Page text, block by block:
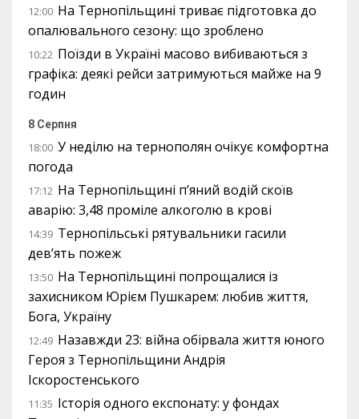
12:00 На Тернопільщині триває підготовка до
опалювального сезону: що зроблено
10:22 Поїзди в Україні масово вибиваються з
графіка: деякі рейси затримуються майже на 9
годин
8 Серпня
18:00 У неділю на тернополян очікує комфортна
погода
17:12 На Тернопільщині п’яний водій скоїв
аварію: 3,48 проміле алкоголю в крові
14:39 Тернопільські рятувальники гасили
дев’ять пожеж
13:50 На Тернопільщині попрощалися із
захисником Юрієм Пушкарем: любив життя,
Бога, Україну
12:49 Назавжди 23: війна обірвала життя юного
Героя з Тернопільщини Андрія
Іскоростенського
11:35 Історія одного експонату: у фондах